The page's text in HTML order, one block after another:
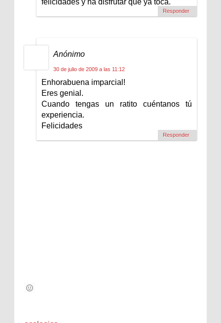
felicidades y ha disfrutar que ya toca.
Responder
Anónimo
30 de julio de 2009 a las 11:12
Enhorabuena imparcial!
Eres genial.
Cuando tengas un ratito cuéntanos tú
experiencia.
Felicidades
Responder